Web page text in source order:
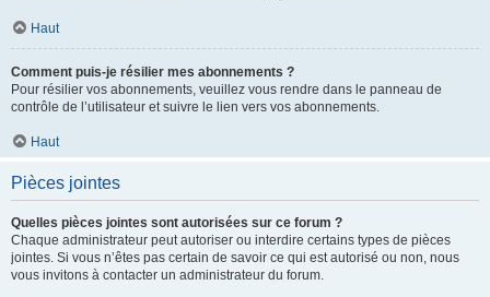
Haut
Comment puis-je résilier mes abonnements ?
Pour résilier vos abonnements, veuillez vous rendre dans le panneau de
contrôle de l’utilisateur et suivre le lien vers vos abonnements.
Haut
Pièces jointes
Quelles pièces jointes sont autorisées sur ce forum ?
Chaque administrateur peut autoriser ou interdire certains types de pièces
jointes. Si vous n’êtes pas certain de savoir ce qui est autorisé ou non, nous
vous invitons à contacter un administrateur du forum.